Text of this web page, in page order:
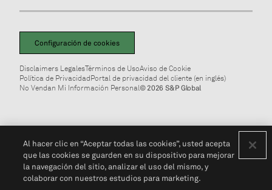
Configuración de cookies
Disclaimers LegalesTérminos de UsoAviso de Cookie
Política de PrivacidadPortal de privacidad del cliente (en inglés)
No Vendan Mi Información Personal© 2026 S&P Global
Al hacer clic en “Aceptar todas las cookies”, usted acepta
que las cookies se guarden en su dispositivo para mejorar
la navegación del sitio, analizar el uso del mismo, y
colaborar con nuestros estudios para marketing.